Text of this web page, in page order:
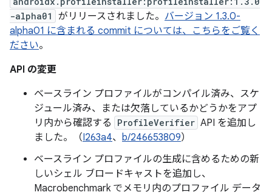
-alpha01
がリリースされました。 バージョン 1.3.0-
alpha01 に含まれる commit については、こちらをご覧く
ださい。
API の変更
ベースライン プロファイルがコンパイル済み、スケ
ジュール済み、または欠落しているかどうかをアプ
リ内から確認する
ProfileVerifier API を追加し
ました。（I263a4、 b/246653809）
ベースライン プロファイルの生成に含めるための新
しいシェル ブロードキャストを追加し、
Macrobenchmark でメモリ内のプロファイル データ